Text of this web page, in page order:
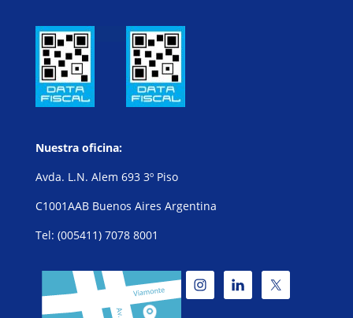
Nuestra oficina:
Avda. L.N. Alem 693 3º Piso
C1001AAB Buenos Aires Argentina
Tel: (005411) 7078 8001